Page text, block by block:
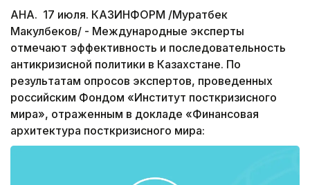
АНА. 17 июля. КАЗИНФОРМ /Муратбек
Макулбеков/ - Международные эксперты
отмечают эффективность и последовательность
антикризисной политики в Казахстане. По
результатам опросов экспертов, проведенных
российским Фондом «Институт посткризисного
мира», отраженным в докладе «Финансовая
архитектура посткризисного мира: